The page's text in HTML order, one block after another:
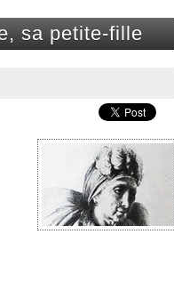
sa petite-fille